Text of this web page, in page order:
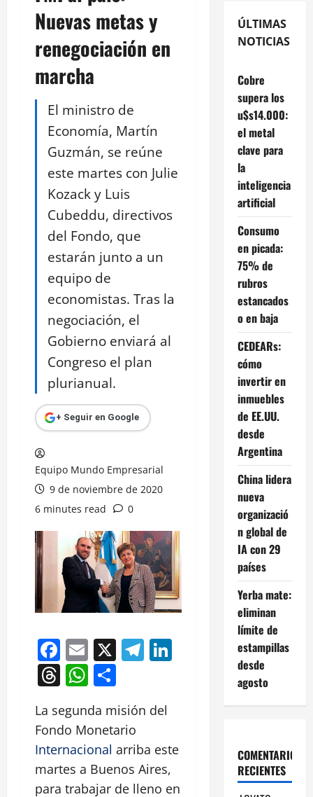
Nuevas metas y
renegociación en
marcha
El ministro de
Economía, Martín
Guzmán, se reúne
este martes con Julie
Kozack y Luis
Cubeddu, directivos
del Fondo, que
estarán junto a un
equipo de
economistas. Tras la
negociación, el
Gobierno enviará al
Congreso el plan
plurianual.
+ Seguir en Google
Equipo Mundo Empresarial
9 de noviembre de 2020
6 minutes read
0
Facebook
Email
X Telegram
LinkedIn
Threads
WhatsApp
La segunda misión del
Fondo Monetario
Internacional arriba este
martes a Buenos Aires,
para trabajar de lleno en
ÚLTIMAS
NOTICIAS
Cobre
supera los
u$s14.000:
el metal
clave para
la
inteligencia
artificial
Consumo
en picada:
75% de
rubros
estancados
o en baja
CEDEARs:
cómo
invertir en
inmuebles
de EE.UU.
desde
Argentina
China lidera
nueva
organizació
n global de
IA con 29
países
Yerba mate:
eliminan
límite de
estampillas
desde
agosto
COMENTARIOS
RECIENTES